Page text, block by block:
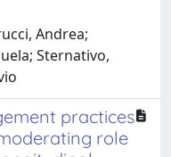
Andrea;
Sternativo,
practices
role